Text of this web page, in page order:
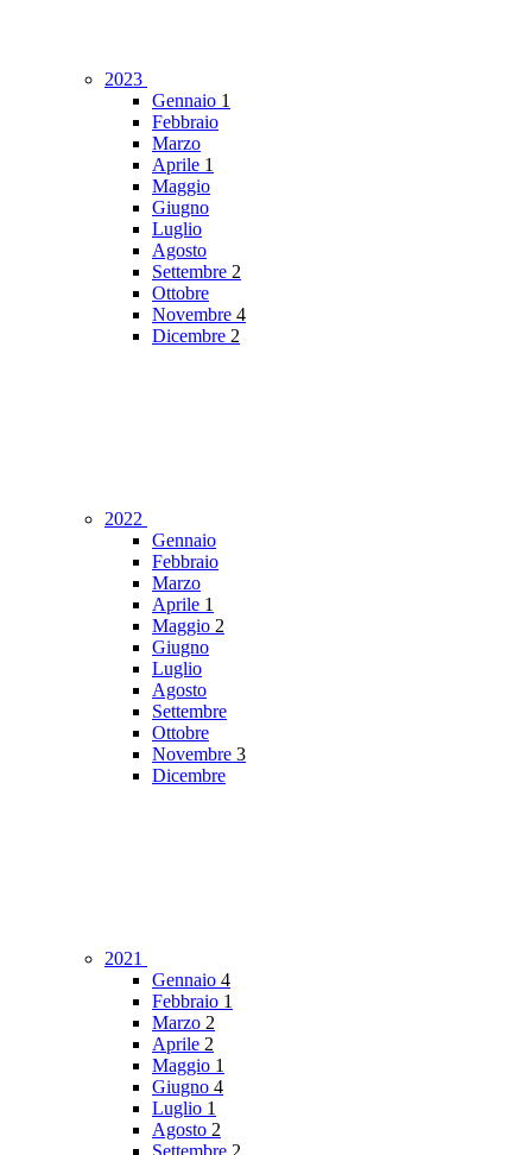
2023
Gennaio 1
Febbraio
Marzo
Aprile 1
Maggio
Giugno
Luglio
Agosto
Settembre 2
Ottobre
Novembre 4
Dicembre 2
2022
Gennaio
Febbraio
Marzo
Aprile 1
Maggio 2
Giugno
Luglio
Agosto
Settembre
Ottobre
Novembre 3
Dicembre
2021
Gennaio 4
Febbraio 1
Marzo 2
Aprile 2
Maggio 1
Giugno 4
Luglio 1
Agosto 2